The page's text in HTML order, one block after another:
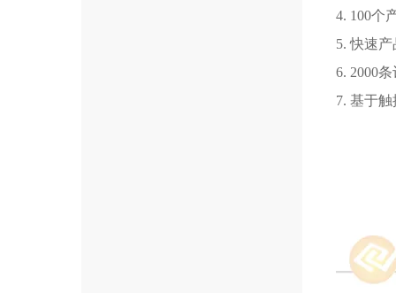
4. 100个
5.快速产
6. 2000条
7. 基于触